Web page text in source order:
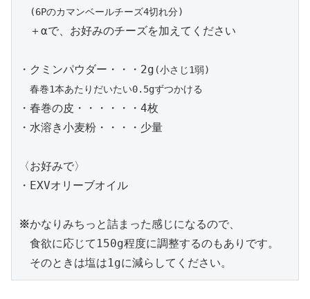
(6Pのカマンベールチーズ4切れ分)
＋αで、お好みのチーズを加えてください
・クミンパウダー・・・2g (小さじ1弱)
春巻1本あたりだいたい0.5gずつかける
・春巻の皮・・・・・・4枚
・水溶き小麦粉・・・・少量
〈お好みで〉
・EXVオリーブオイル
※かなりみちっと詰まった感じになるので、
食欲に応じて150g程度に調整するのもありです。
そのときは塩は1gに減らしてください。